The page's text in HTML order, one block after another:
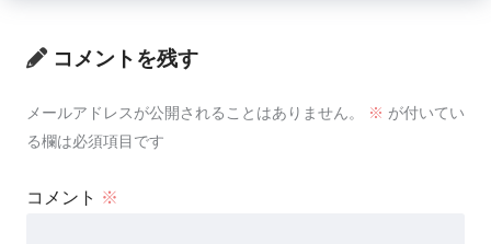
コメントを残す
メールアドレスが公開されることはありません。 ※ が付いてい
る欄は必須項目です
コメント ※